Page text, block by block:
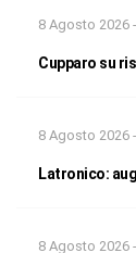
8 Agosto 2026
Cupparo su
8 Agosto 2026
Latronico:
8 Agosto 2026